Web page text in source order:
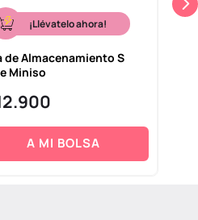
¡Llévatelo ahora!
de Almacenamiento S
Miniso
.900
A MI BOLSA